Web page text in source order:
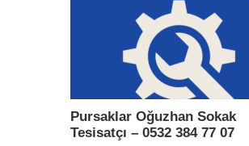
Pursaklar Oğuzhan Sokak
Tesisatçı – 0532 384 77 07